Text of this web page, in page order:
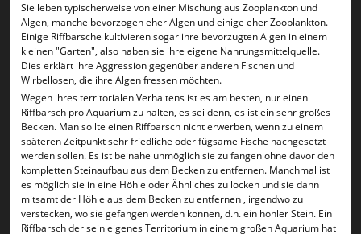
Sie leben typischerweise von einer Mischung aus Zooplankton und
Algen, manche bevorzogen eher Algen und einige eher Zooplankton.
Einige Riffbarsche kultivieren sogar ihre bevorzugten Algen in einem
kleinen "Garten", also haben sie ihre eigene Nahrungsmittelquelle.
Dies erklärt ihre Aggression gegenüber anderen Fischen und
Wirbellosen, die ihre Algen fressen möchten.
Wegen ihres territorialen Verhaltens ist es am besten, nur einen
Riffbarsch pro Aquarium zu halten, es sei denn, es ist ein sehr großes
Becken. Man sollte einen Riffbarsch nicht erwerben, wenn zu einem
späteren Zeitpunkt sehr friedliche oder fügsame Fische nachgesetzt
werden sollen. Es ist beinahe unmöglich sie zu fangen ohne davor den
kompletten Steinaufbau aus dem Becken zu entfernen. Manchmal ist
es möglich sie in eine Höhle oder Ähnliches zu locken und sie dann
mitsamt der Höhle aus dem Becken zu entfernen , irgendwo zu
verstecken, wo sie gefangen werden können, d.h. ein hohler Stein. Ein
Riffbarsch der sein eigenes Territorium in einem großen Aquarium hat